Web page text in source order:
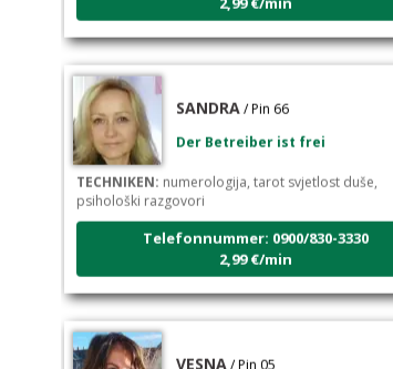
TECHNIKEN:numerologija, tarot svjetlost duše,
psihološki razgovori
Telefonnummer: 0900/830-3330
2,99 €/min